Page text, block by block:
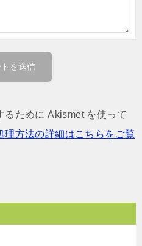
るために Akismet を使って
理方法の詳細はこちらをご覧